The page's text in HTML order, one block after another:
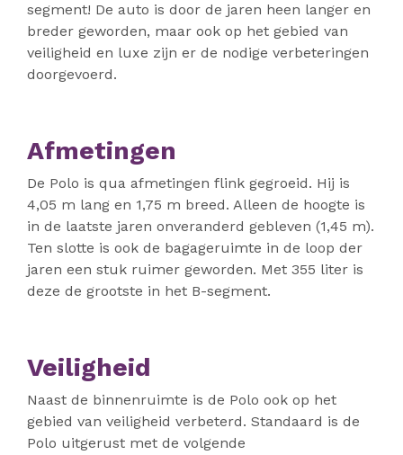
segment! De auto is door de jaren heen langer en
breder geworden, maar ook op het gebied van
veiligheid en luxe zijn er de nodige verbeteringen
doorgevoerd.
Afmetingen
De Polo is qua afmetingen flink gegroeid. Hij is
4,05 m lang en 1,75 m breed. Alleen de hoogte is
in de laatste jaren onveranderd gebleven (1,45 m).
Ten slotte is ook de bagageruimte in de loop der
jaren een stuk ruimer geworden. Met 355 liter is
deze de grootste in het B-segment.
Veiligheid
Naast de binnenruimte is de Polo ook op het
gebied van veiligheid verbeterd. Standaard is de
Polo uitgerust met de volgende